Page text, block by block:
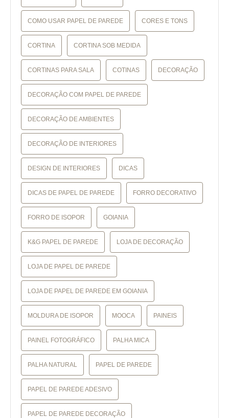
COMO USAR PAPEL DE PAREDE CORES E TONS
CORTINA CORTINA SOB MEDIDA
CORTINAS PARA SALA COTINAS DECORAÇÃO
DECORAÇÃO COM PAPEL DE PAREDE
DECORAÇÃO DE AMBIENTES
DECORAÇÃO DE INTERIORES
DESIGN DE INTERIORES DICAS
DICAS DE PAPEL DE PAREDE FORRO DECORATIVO
FORRO DE ISOPOR GOIANIA
K&G PAPEL DE PAREDE LOJA DE DECORAÇÃO
LOJA DE PAPEL DE PAREDE
LOJA DE PAPEL DE PAREDE EM GOIANIA
MOLDURA DE ISOPOR MOOCA PAINEIS
PAINEL FOTOGRÁFICO PALHA MICA
PALHA NATURAL PAPEL DE PAREDE
PAPEL DE PAREDE ADESIVO
PAPEL DE PAREDE DECORAÇÃO